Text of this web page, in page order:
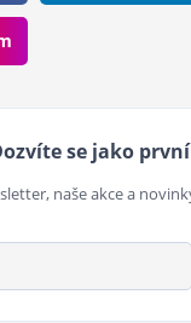
se jako
naše akce a